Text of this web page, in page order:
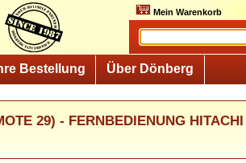
Mein Warenkorb
Bestellung Über Dönberg
29) - FERNBEDIENUNG